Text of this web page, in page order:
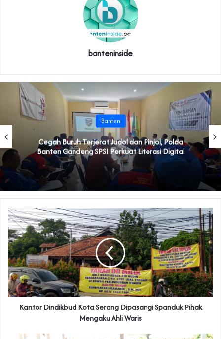
banteninside
Banten
Cegah Buruh Terjerat Judol dan Pinjol, Polda
Banten Gandeng SPSI Perkuat Literasi Digital
‎Kantor Dindikbud Kota Serang Dipasangi Spanduk Pihak
Mengaku Ahli Waris